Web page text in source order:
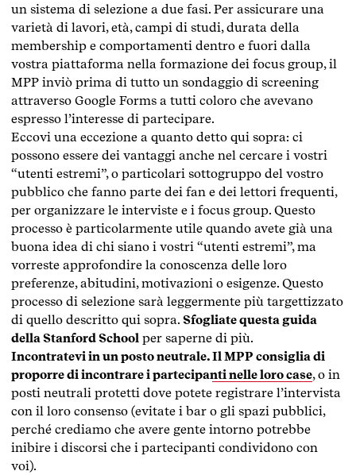
un sistema di selezione a due fasi. Per assicurare una
varietà di lavori, età, campi di studi, durata della
membership e comportamenti dentro e fuori dalla
vostra piattaforma nella formazione dei focus group, il
MPP inviò prima di tutto un sondaggio di screening
attraverso Google Forms a tutti coloro che avevano
espresso l’interesse di partecipare.
Eccovi una eccezione a quanto detto qui sopra: ci
possono essere dei vantaggi anche nel cercare i vostri
“utenti estremi”, o particolari sottogruppo del vostro
pubblico che fanno parte dei fan e dei lettori frequenti,
per organizzare le interviste e i focus group. Questo
processo è particolarmente utile quando avete già una
buona idea di chi siano i vostri “utenti estremi”, ma
vorreste approfondire la conoscenza delle loro
preferenze, abitudini, motivazioni o esigenze. Questo
processo di selezione sarà leggermente più targettizzato
di quello descritto qui sopra. Sfogliate questa guida
della Stanford School per saperne di più.
Incontratevi in un posto neutrale.Il MPP consiglia di
proporre di incontrare i partecipanti nelle loro case, o in
posti neutrali protetti dove potete registrare l’intervista
con il loro consenso (evitate i bar o gli spazi pubblici,
perché crediamo che avere gente intorno potrebbe
inibire i discorsi che i partecipanti condividono con
voi).